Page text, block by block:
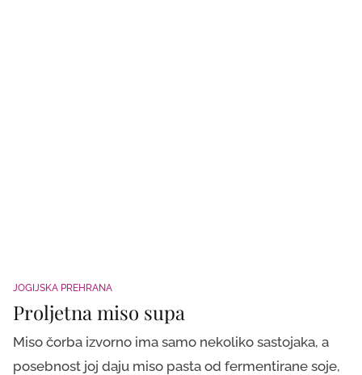
JOGIJSKA PREHRANA
Proljetna miso supa
Miso čorba izvorno ima samo nekoliko sastojaka, a
posebnost joj daju miso pasta od fermentirane soje,